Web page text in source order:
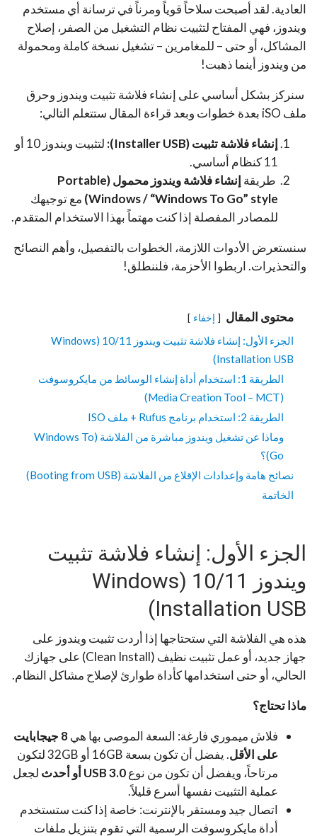
العادية. لقد أصبحت سلاحاً قوياً ومرناً في ترسانة أي مستخدم
ويندوز، فهي المفتاح لتثبيت نظام التشغيل من الصفر، إصلاح
المشاكل، أو حتى – للمغامرين – تشغيل نسخة كاملة ومحمولة
من ويندوز أينما ذهبت!
سنركز بشكل أساسي على إنشاء فلاشة تثبيت ويندوز وحرق
ملف iSO بعدة خطوات وبعد قراءة المقال ستتعلم التالي:
إنشاء فلاشة تثبيت (Installer USB):
لتثبيت ويندوز 10 أو
11 كنظام أساسي.
طريقة
إنشاء فلاشة ويندوز محمول (Portable
Windows / “Windows To Go” style) مع توجيهك
للمصادر المفصلة إذا كنت مهتماً بهذا الاستخدام المتقدم.
سنستعرض الأدوات اللازمة، الخطوات بالتفصيل، وأهم النصائح
والتحذيرات. اربطوا الأحزمة، فلننطلق!
محتوى المقال إخفاء
الجزء الأول: إنشاء فلاشة تثبيت ويندوز 10/11 (Windows
Installation USB)
الطريقة 1: استخدام أداة إنشاء الوسائط من مايكروسوفت
(Media Creation Tool – MCT)
الطريقة 2: استخدام برنامج Rufus + ملف ISO
وماذا عن تشغيل ويندوز مباشرة من الفلاشة (Windows To
Go)؟
نصائح هامة وإعدادات الإقلاع من الفلاشة (Booting from USB)
الخاتمة
الجزء الأول: إنشاء فلاشة تثبيت
ويندوز 10/11 (Windows
Installation USB)
هذه هي الفلاشة التي ستحتاجها إذا أردت تثبيت ويندوز على
جهاز جديد، أو عمل تثبيت نظيف (Clean Install) على جهازك
الحالي، أو حتى استخدامها كأداة طوارئ لإصلاح مشاكل النظام.
ماذا تحتاج؟
فلاش ميموري فارغة: السعة الموصى بها هي
8 جيجابايت
على الأقل
. يفضل أن تكون بسعة 16GB أو 32GB لتكون
مرتاحاً، ويفضل أن تكون من نوعUSB 3.0 أو أحدث
لجعل
عملية التثبيت نفسها أسرع قليلاً.
اتصال جيد ومستقر بالإنترنت: خاصة إذا كنت ستستخدم
أداة مايكروسوفت الرسمية التي تقوم بتنزيل ملفات